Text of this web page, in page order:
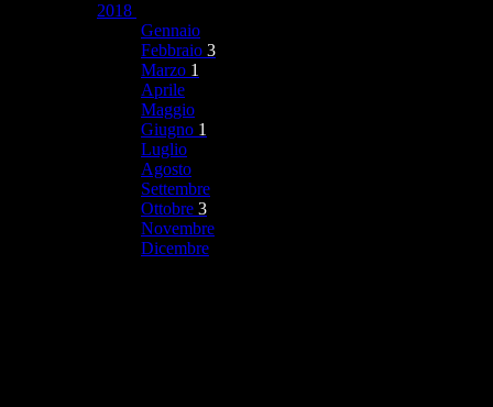
2018
Gennaio
Febbraio 3
Marzo 1
Aprile
Maggio
Giugno 1
Luglio
Agosto
Settembre
Ottobre 3
Novembre
Dicembre